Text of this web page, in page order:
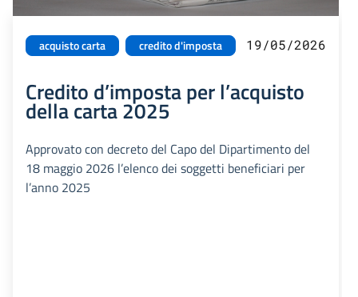
acquisto carta credito d'imposta 19/05/2026
Credito d’imposta per l’acquisto
della carta 2025
Approvato con decreto del Capo del Dipartimento del
18 maggio 2026 l’elenco dei soggetti beneficiari per
l’anno 2025